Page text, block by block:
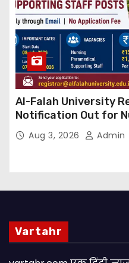
Al-Falah University
Notification Out for
Supporting Staff
Aug 3, 2026 Admin
Vartahr